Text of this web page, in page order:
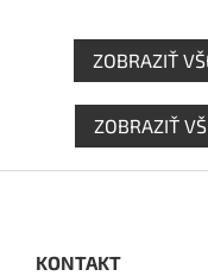
ZOBRAZIŤ
ZOBRAZIŤ
KONTAKT